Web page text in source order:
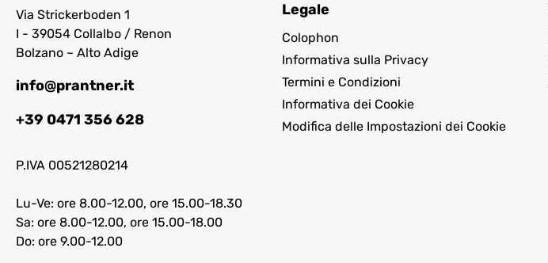
Via Strickerboden 1
I - 39054 Collalbo / Renon
Bolzano ~ Alto Adige
info@prantner.it
+39 0471 356 628
P.IVA 00521280214
Lu-Ve: ore 8.00-12.00, ore 15.00-18.30
Sa: ore 8.00-12.00, ore 15.00-18.00
Do: ore 9.00-12.00
Legale
Colophon
Informativa sulla Privacy
Termini e Condizioni
Informativa dei Cookie
Modifica delle Impostazioni dei Cookie